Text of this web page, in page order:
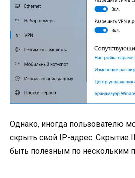
Однако, иногда пользователю
скрыть свой IP-адрес. Скрытие
быть полезным по нескольким